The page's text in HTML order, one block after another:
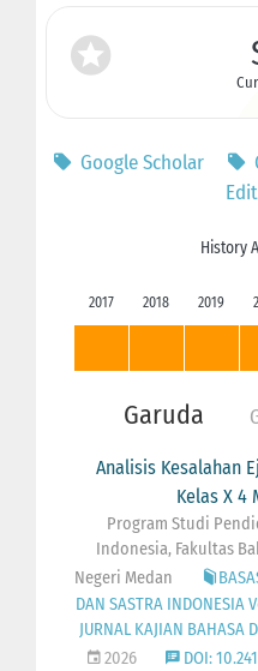
Google Scholar
History
2017 2018 2019
Garuda
Analisis Kesalahan
Kelas X 4
Program Studi
Indonesia, Fakultas
Negeri Medan
DAN SASTRA INDONESIA
JURNAL KAJIAN BAHASA
2026
DOI: